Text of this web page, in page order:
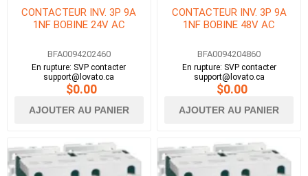
CONTACTEUR INV. 3P 9A
1NF BOBINE 24V AC
BFA0094202460
En rupture: SVP contacter
support@lovato.ca
$0.00
AJOUTER AU PANIER
CONTACTEUR INV. 3P 9A
1NF BOBINE 48V AC
BFA0094204860
En rupture: SVP contacter
support@lovato.ca
$0.00
AJOUTER AU PANIER